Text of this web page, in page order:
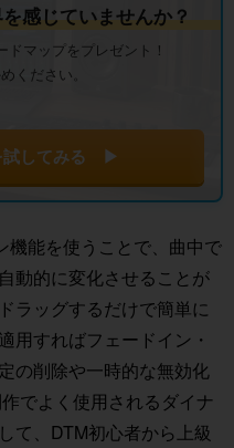
感じていませんか？
マップをプレゼント！
ください。
試してみる ▶
機能を使うことで、曲中で
動的に変化させることが
ラッグするだけで簡単に
用すればフェードイン・
の削除や一時的な無効化
でよく使用されるダイナ
て、DTM初心者から上級